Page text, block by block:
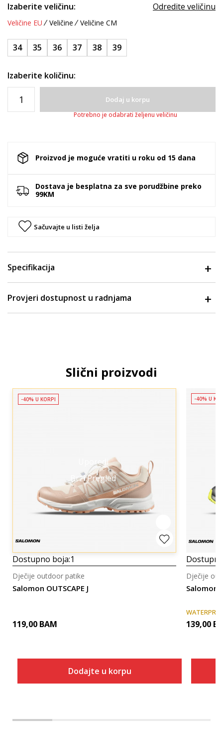
Izaberite veličinu: Odredite veličinu
Veličine EU Veličine Veličine CM
34 35 36 37 38 39
Izaberite količinu:
Dodaj u korpu
Potrebno je odabrati željenu veličinu
Proizvod je moguće vratiti u roku od 15 dana
Dostava je besplatna za sve porudžbine preko
99KM
Sačuvajte u listi želja
Specifikacija
Provjeri dostupnost u radnjama
Slični proizvodi
Uporedi
Brzi Pregled
-40% U KORPI
Dostupno boja:1
Salomon OUTSCAPE J
Dječije outdoor patike
119,00 BAM
Dodajte u korpu
-40% U
Salomon
Dječije
139,00